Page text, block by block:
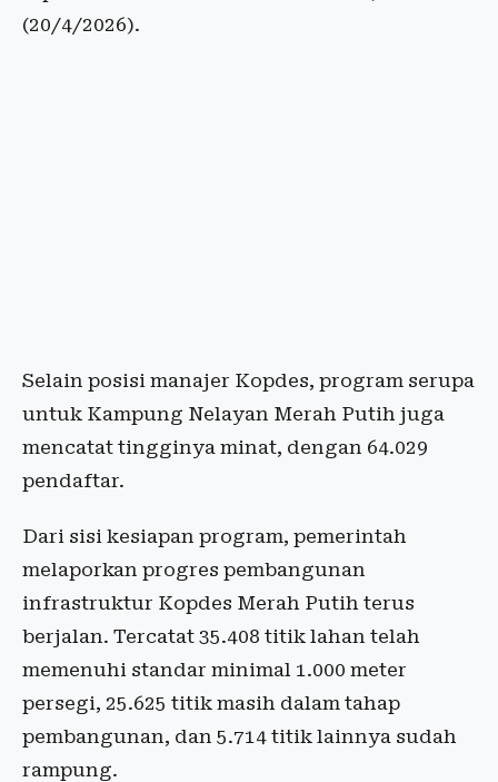
(20/4/2026).
Selain posisi manajer Kopdes, program serupa
untuk Kampung Nelayan Merah Putih juga
mencatat tingginya minat, dengan 64.029
pendaftar.
Dari sisi kesiapan program, pemerintah
melaporkan progres pembangunan
infrastruktur Kopdes Merah Putih terus
berjalan. Tercatat 35.408 titik lahan telah
memenuhi standar minimal 1.000 meter
persegi, 25.625 titik masih dalam tahap
pembangunan, dan 5.714 titik lainnya sudah
rampung.